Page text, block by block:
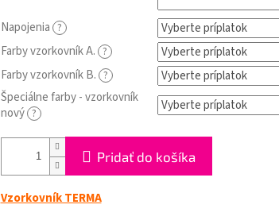
Napojenia ?
Farby vzorkovník A. ?
Farby vzorkovník B. ?
Špeciálne farby - vzorkovník
nový ?
Pridať do košíka
Vzorkovník TERMA